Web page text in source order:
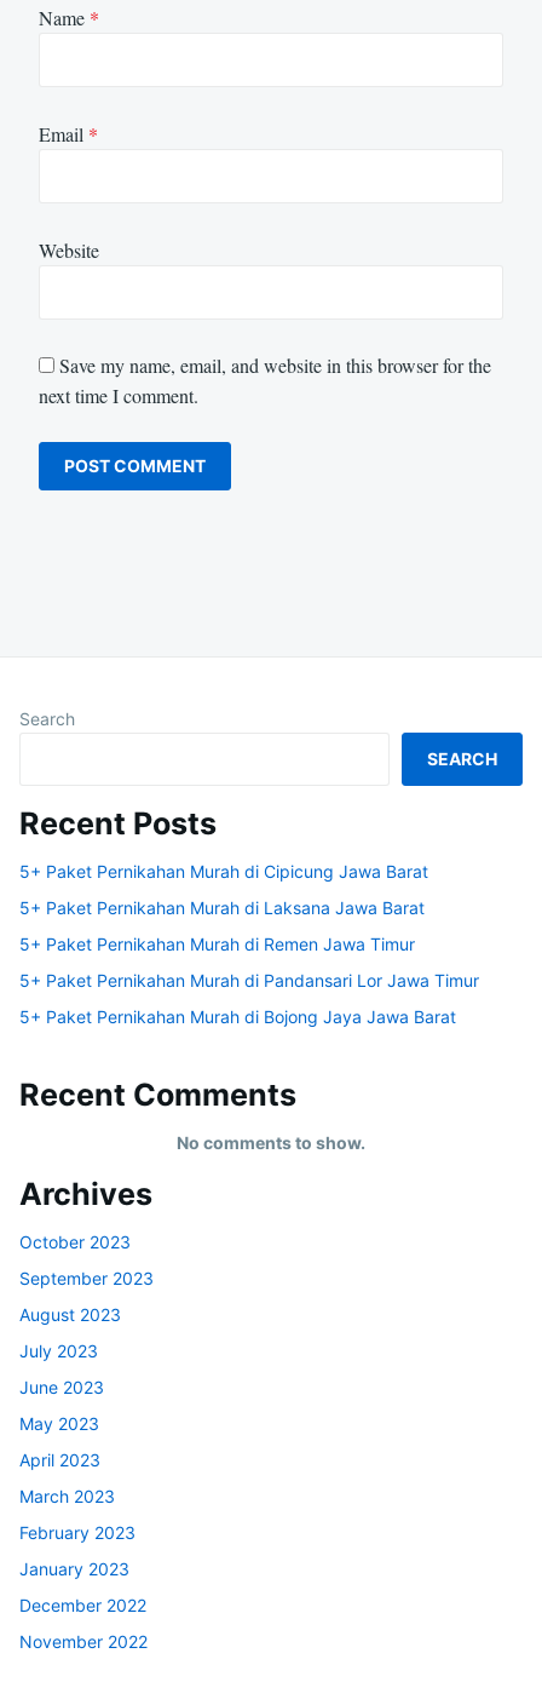
Name *
Email *
Website
Save my name, email, and website in this browser for the
next time I comment.
Search
SEARCH
Recent Posts
5+ Paket Pernikahan Murah di Cipicung Jawa Barat
5+ Paket Pernikahan Murah di Laksana Jawa Barat
5+ Paket Pernikahan Murah di Remen Jawa Timur
5+ Paket Pernikahan Murah di Pandansari Lor Jawa Timur
5+ Paket Pernikahan Murah di Bojong Jaya Jawa Barat
Recent Comments
No comments to show.
Archives
October 2023
September 2023
August 2023
July 2023
June 2023
May 2023
April 2023
March 2023
February 2023
January 2023
December 2022
November 2022